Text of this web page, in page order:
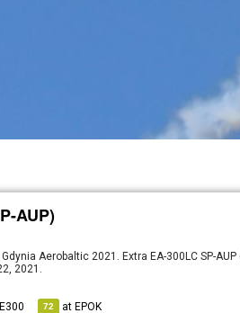
AUP)
Aerobaltic 2021. Extra EA-300LC SP-
2021.
E300 72 at EPOK